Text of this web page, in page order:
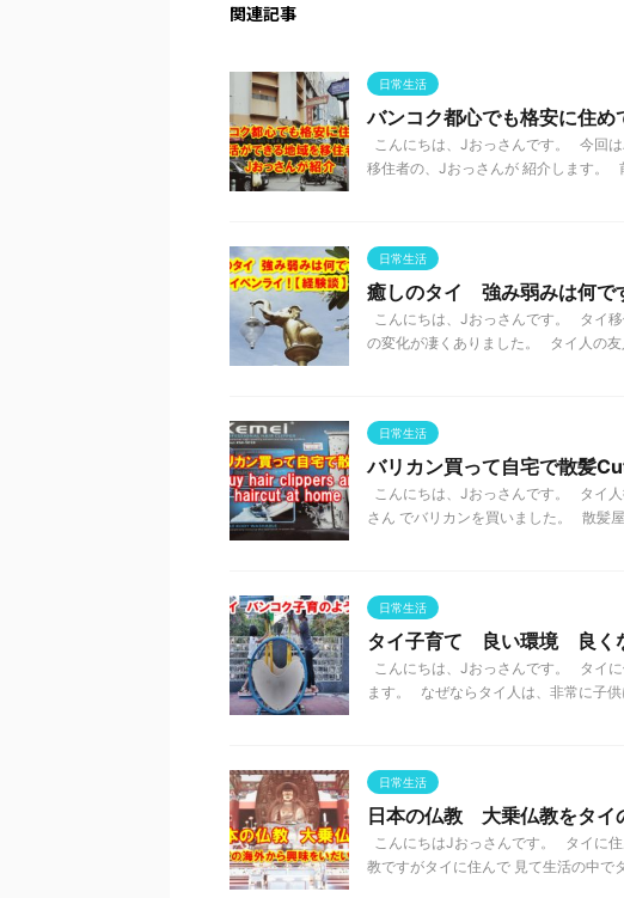
関連記事
日常生活
バンコク都心でも格安に住
こんにちは、Jおっさんです。 今回
移住者の、Jおっさんが 紹介します。
日常生活
癒しのタイ 強み弱みは何で
こんにちは、Jおっさんです。 タイ
の変化が凄くありました。 タイ人の
日常生活
バリカン買って自宅で散髪
こんにちは、Jおっさんです。 タイ
さん でバリカンを買いました。 散髪
日常生活
タイ子育て 良い環境 良く
こんにちは、Jおっさんです。 タイ
ます。 なぜならタイ人は、非常に子
日常生活
日本の仏教 大乗仏教をタイ
こんにちはJおっさんです。 タイに
教ですがタイに住んで 見て生活の中で